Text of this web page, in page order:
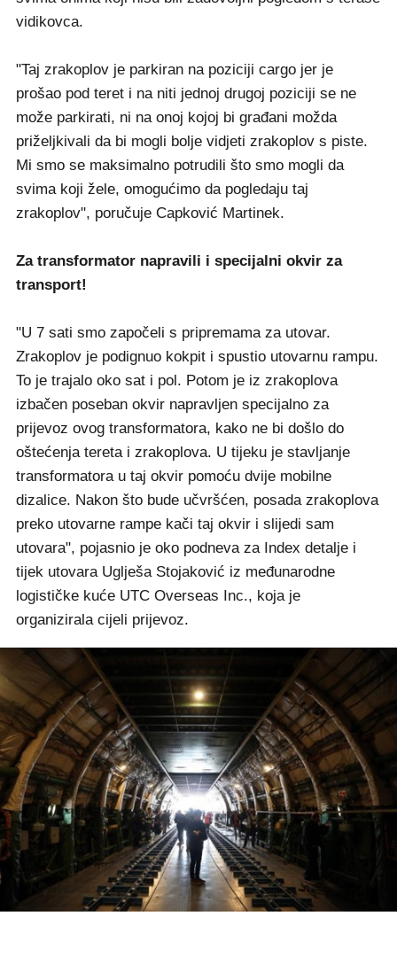
vidikovca.
"Taj zrakoplov je parkiran na poziciji cargo jer je
prošao pod teret i na niti jednoj drugoj poziciji se ne
može parkirati, ni na onoj kojoj bi građani možda
priželjkivali da bi mogli bolje vidjeti zrakoplov s piste.
Mi smo se maksimalno potrudili što smo mogli da
svima koji žele, omogućimo da pogledaju taj
zrakoplov", poručuje Capković Martinek.
Za transformator napravili i specijalni okvir za
transport!
"U 7 sati smo započeli s pripremama za utovar.
Zrakoplov je podignuo kokpit i spustio utovarnu rampu.
To je trajalo oko sat i pol. Potom je iz zrakoplova
izbačen poseban okvir napravljen specijalno za
prijevoz ovog transformatora, kako ne bi došlo do
oštećenja tereta i zrakoplova. U tijeku je stavljanje
transformatora u taj okvir pomoću dvije mobilne
dizalice. Nakon što bude učvršćen, posada zrakoplova
preko utovarne rampe kači taj okvir i slijedi sam
utovara", pojasnio je oko podneva za Index detalje i
tijek utovara Uglješa Stojaković iz međunarodne
logističke kuće UTC Overseas Inc., koja je
organizirala cijeli prijevoz.